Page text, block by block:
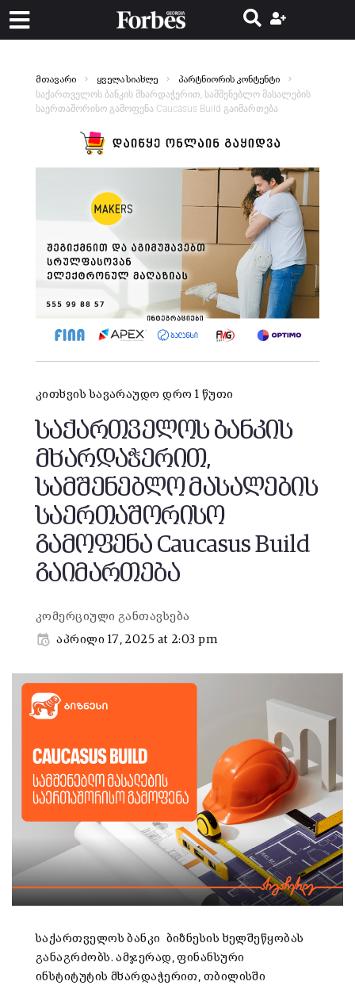
მთავარი ყველა სიახლე პარტნიორის კონტენტი
საქართველოს ბანკის მხარდაჭერით, სამშენებლო მასალების
საერთაშორისო გამოფენა Caucasus Build გაიმართება
კითხვის სავარაუდო დრო 1 წუთი
საქართველოს ბანკის
მხარდაჭერით,
სამშენებლო მასალების
საერთაშორისო
გამოფენა Caucasus Build
გაიმართება
კომერციული განთავსება
აპრილი 17, 2025 at 2:03 pm
საქართველოს ბანკი ბიზნესის ხელშეწყობას
განაგრძობს. ამჯერად, ფინანსური
ინსტიტუტის მხარდაჭერით, თბილისში